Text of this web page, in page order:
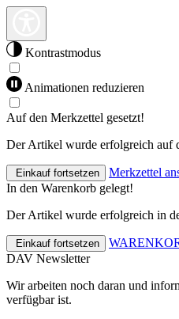
Kontrastmodus
Animationen reduzieren
Auf den Merkzettel gesetzt!
Der Artikel wurde erfolgreich auf
Einkauf fortsetzen
Merkzettel
In den Warenkorb gelegt!
Der Artikel wurde erfolgreich in
Einkauf fortsetzen
DAV Newsletter
Wir arbeiten noch daran und
verfügbar ist.